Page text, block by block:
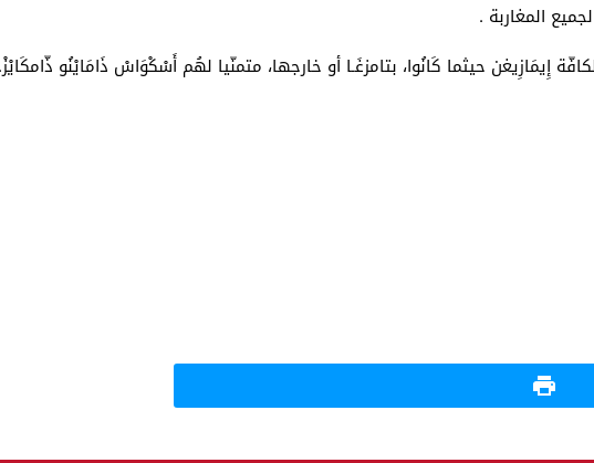
المغاربة .
إِيمَازِيغن حيثما كَانُوا، بتامزغَـا أو خارجها، متمنّيا لهُم أَسْكْوَاسْ ذَامَايْنُو